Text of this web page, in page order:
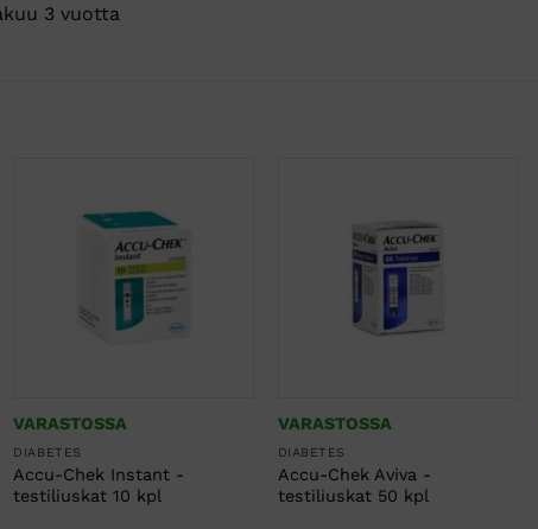
3 vuotta
VARASTOSSA
DIABETES
Accu-Chek Instant -
testiliuskat 10 kpl
VARASTOSSA
DIABETES
Accu-Chek Aviva -
testiliuskat 50 kpl